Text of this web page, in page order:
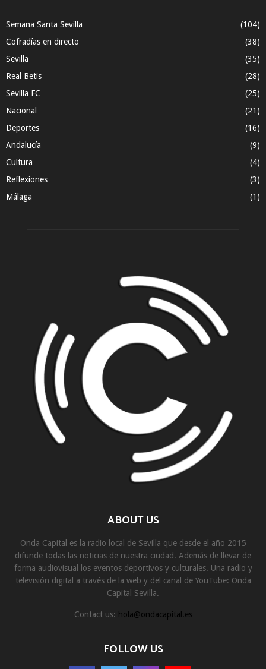
Semana Santa Sevilla
(104)
Cofradías en directo
(38)
Sevilla
(35)
Real Betis
(28)
Sevilla FC
(25)
Nacional
(21)
Deportes
(16)
Andalucía
(9)
Cultura
(4)
Reflexiones
(3)
Málaga
(1)
ABOUT US
Onda Capital es la radio local de Sevilla que desde el año 2015
difunde todas las noticias de nuestra ciudad. Además de llevar de
forma audiovisual los eventos deportivos y culturales. Una radio y
televisión digital a través de la web y del canal de YouTube: Onda
Capital Sevilla.
Contact us: hola@ondacapital.es
FOLLOW US